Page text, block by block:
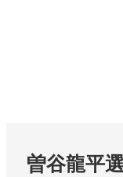
曽谷龍平